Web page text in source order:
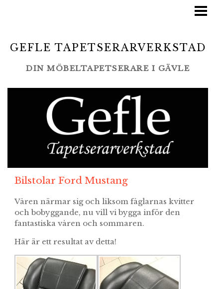
BLOGG
LAMINO/SWEDESE
LEVERANTÖRER
GEFLE TAPETSERARVERKSTAD
DIN MÖBELTAPETSERARE I GÄVLE
Bilstolar Ford Mustang
Våren närmar sig och liksom fåglarnas kvitter
och bobyggande, nu vill vi bygga inför den
fantastiska våren och sommaren.
Här är ett resultat av detta!